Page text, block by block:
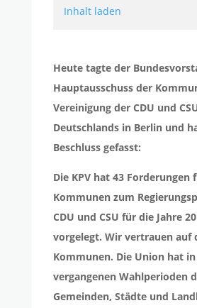
Inhalt laden
Heute tagte der
Hauptausschuss der
Vereinigung der CDU und
Deutschlands in Berlin und
Beschluss gefasst:
Die KPV hat 43 Forderungen
Kommunen zum
CDU und CSU für die Jahre
vorgelegt. Wir vertrauen auf
Kommunen. Die Union hat
vergangenen Wahlperioden
Gemeinden, Städte und